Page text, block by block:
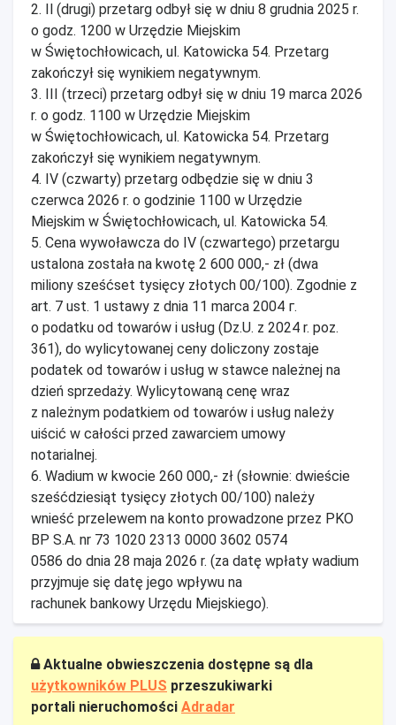
2. Il (drugi) przetarg odbył się w dniu 8 grudnia 2025 r.
o godz. 1200 w Urzędzie Miejskim
w Świętochłowicach, ul. Katowicka 54. Przetarg
zakończył się wynikiem negatywnym.
3. III (trzeci) przetarg odbył się w dniu 19 marca 2026
r. o godz. 1100 w Urzędzie Miejskim
w Świętochłowicach, ul. Katowicka 54. Przetarg
zakończył się wynikiem negatywnym.
4. IV (czwarty) przetarg odbędzie się w dniu 3
czerwca 2026 r. o godzinie 1100 w Urzędzie
Miejskim w Świętochłowicach, ul. Katowicka 54.
5. Cena wywoławcza do IV (czwartego) przetargu
ustalona została na kwotę 2 600 000,- zł (dwa
miliony sześćset tysięcy złotych 00/100). Zgodnie z
art. 7 ust. 1 ustawy z dnia 11 marca 2004 г.
o podatku od towarów i usług (Dz.U. z 2024 r. poz.
361), do wylicytowanej ceny doliczony zostaje
podatek od towarów i usług w stawce należnej na
dzień sprzedaży. Wylicytowaną cenę wraz
z należnym podatkiem od towarów i usług należy
uiścić w całości przed zawarciem umowy
notarialnej.
6. Wadium w kwocie 260 000,- zł (słownie: dwieście
sześćdziesiąt tysięcy złotych 00/100) należy
wnieść przelewem na konto prowadzone przez PKO
BP S.A. nr 73 1020 2313 0000 3602 0574
0586 do dnia 28 maja 2026 r. (za datę wpłaty wadium
przyjmuje się datę jego wpływu na
rachunek bankowy Urzędu Miejskiego).
Aktualne obwieszczenia dostępne są dla
użytkowników PLUS przeszukiwarki
portali nieruchomości Adradar